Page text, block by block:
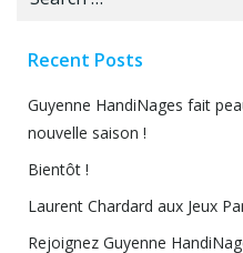
Recent Posts
Guyenne HandiNages fait
nouvelle saison !
Bientôt !
Laurent Chardard aux Jeux
Rejoignez Guyenne